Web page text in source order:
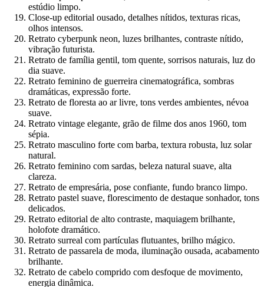
estúdio limpo.
Close-up editorial ousado, detalhes nítidos, texturas ricas,
olhos intensos.
Retrato cyberpunk neon, luzes brilhantes, contraste nítido,
vibração futurista.
Retrato de família gentil, tom quente, sorrisos naturais, luz do
dia suave.
Retrato feminino de guerreira cinematográfica, sombras
dramáticas, expressão forte.
Retrato de floresta ao ar livre, tons verdes ambientes, névoa
suave.
Retrato vintage elegante, grão de filme dos anos 1960, tom
sépia.
Retrato masculino forte com barba, textura robusta, luz solar
natural.
Retrato feminino com sardas, beleza natural suave, alta
clareza.
Retrato de empresária, pose confiante, fundo branco limpo.
Retrato pastel suave, florescimento de destaque sonhador, tons
delicados.
Retrato editorial de alto contraste, maquiagem brilhante,
holofote dramático.
Retrato surreal com partículas flutuantes, brilho mágico.
Retrato de passarela de moda, iluminação ousada, acabamento
brilhante.
Retrato de cabelo comprido com desfoque de movimento,
energia dinâmica.